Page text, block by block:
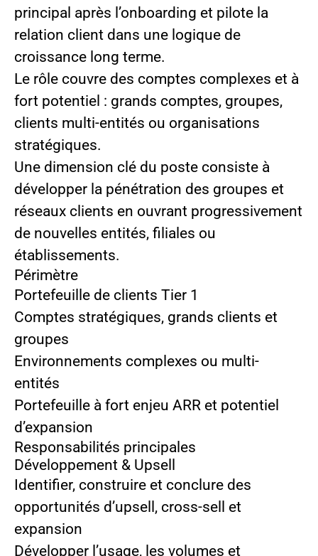
principal après l’onboarding et pilote la
relation client dans une logique de
croissance long terme.
Le rôle couvre des comptes complexes et à
fort potentiel : grands comptes, groupes,
clients multi-entités ou organisations
stratégiques.
Une dimension clé du poste consiste à
développer la pénétration des groupes et
réseaux clients en ouvrant progressivement
de nouvelles entités, filiales ou
établissements.
Périmètre
Portefeuille de clients Tier 1
Comptes stratégiques, grands clients et
groupes
Environnements complexes ou multi-
entités
Portefeuille à fort enjeu ARR et potentiel
d’expansion
Responsabilités principales
Développement & Upsell
Identifier, construire et conclure des
opportunités d’upsell, cross-sell et
expansion
Développer l’usage, les volumes et